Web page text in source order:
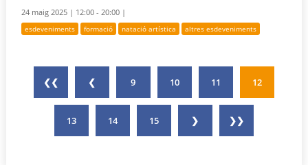
24 maig 2025 | 12:00 - 20:00 |
esdeveniments formació natació artística altres esdeveniments
❮❮ ❮ 9 10 11 12
13 14 15 ❯ ❯❯